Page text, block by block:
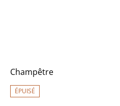
Champêtre
ÉPUISÉ